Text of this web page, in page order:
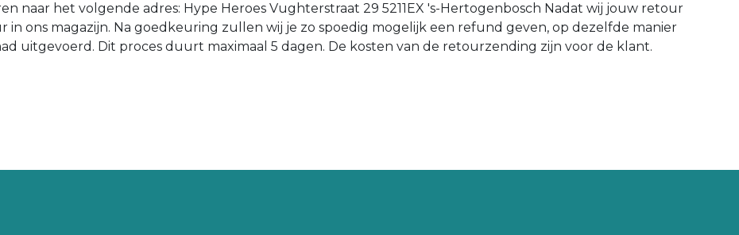
naar het volgende adres: Hype Heroes Vughterstraat 29 5211EX 's-Hertogenbosch Nadat wij jouw retour
ons magazijn. Na goedkeuring zullen wij je zo spoedig mogelijk een refund geven, op dezelfde manier
uitgevoerd. Dit proces duurt maximaal 5 dagen. De kosten van de retourzending zijn voor de klant.